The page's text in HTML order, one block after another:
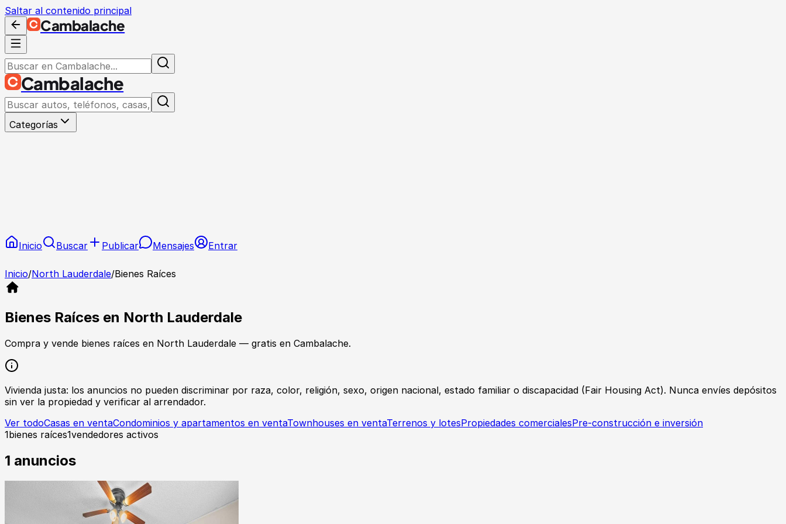
Saltar al contenido principal
Cambalache
Cambalache
Categorías
Inicio Buscar Publicar Mensajes Entrar
Inicio/North Lauderdale/Bienes Raíces
Bienes Raíces en North Lauderdale
Compra y vende bienes raíces en North Lauderdale — gratis en Cambalache.
Vivienda justa: los anuncios no pueden discriminar por raza, color, religión, sexo, origen nacional, estado familiar o discapacidad (Fair Housing Act). Nunca envíes depósitos
sin ver la propiedad y verificar al arrendador.
Ver todoCasas en ventaCondominios y apartamentos en ventaTownhouses en ventaTerrenos y lotesPropiedades comercialesPre-construcción e inversión
1bienes raíces1vendedores activos
1 anuncios